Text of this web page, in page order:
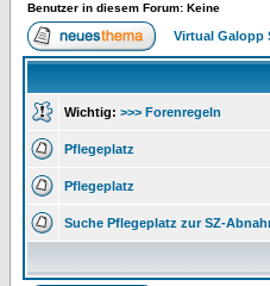
Benutzer in diesem Forum: Keine
Virtual Galopp
Wichtig: >>> Forenregeln
Pflegeplatz
Pflegeplatz
Suche Pflegeplatz zur SZ-